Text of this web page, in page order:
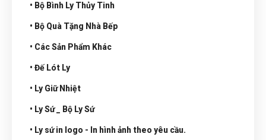
• Bộ Bình Ly Thủy Tinh
• Bộ Quà Tặng Nhà Bếp
• Các Sản Phẩm Khác
• Đế Lót Ly
• Ly Giữ Nhiệt
• Ly Sứ _ Bộ Ly Sứ
• Ly sứ in logo - In hình ảnh theo yêu cầu.